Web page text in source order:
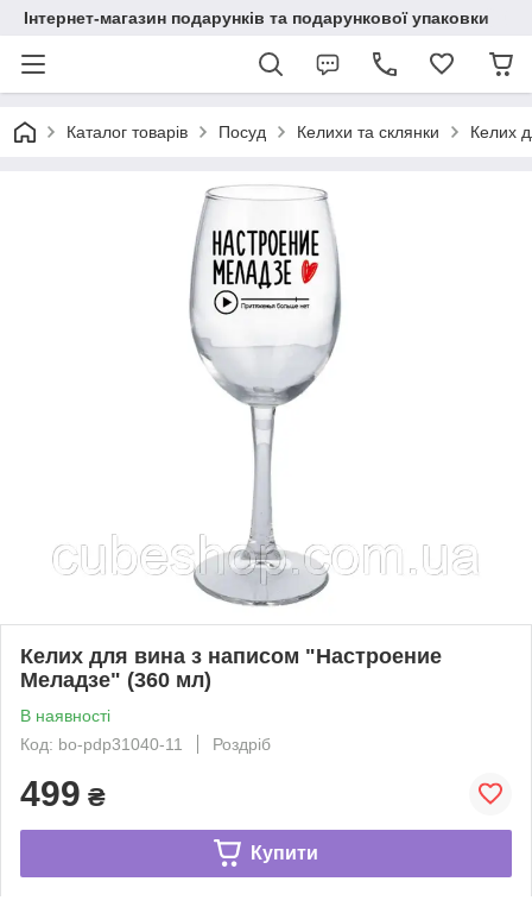
Інтернет-магазин подарунків та подарункової упаковки
Каталог товарів Посуд Келихи та склянки Келих
Келих для вина з написом "Настроение
Меладзе" (360 мл)
В наявності
Код: bo-pdp31040-11
Роздріб
499 ₴
Купити